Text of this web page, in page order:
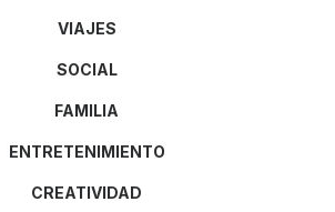
VIAJES
SOCIAL
FAMILIA
ENTRETENIMIENTO
CREATIVIDAD